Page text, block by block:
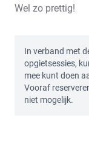
Wel zo prettig!
In verband met
opgietsessies,
mee kunt doen
Vooraf
niet mogelijk.